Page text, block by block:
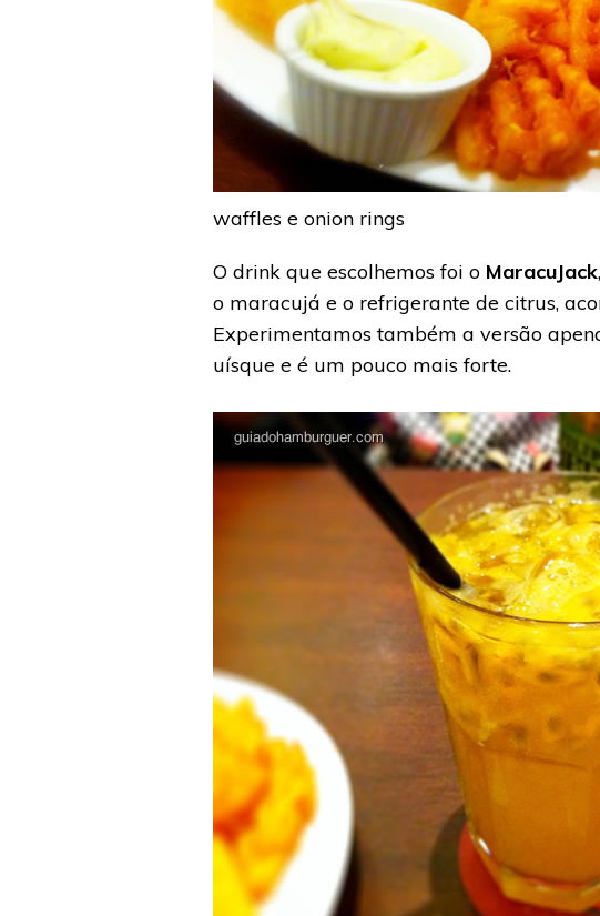
waffles e onion rings
O drink que escolhemos foi o MaracuJack
o maracujá e o refrigerante de citrus,
Experimentamos também a versão
uísque e é um pouco mais forte.